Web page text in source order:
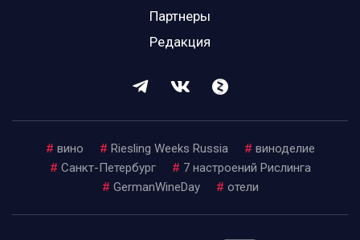
Партнеры
Редакция
# вино # Riesling Weeks Russia # виноделие
# Санкт-Петербург # 7 настроений Рислинга
# GermanWineDay # отели